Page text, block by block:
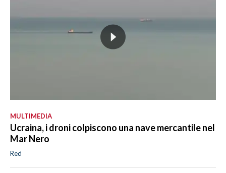
MULTIMEDIA
Ucraina, i droni colpiscono una nave mercantile nel
Mar Nero
Red